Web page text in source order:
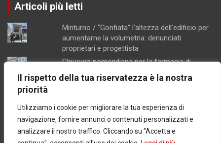
Il rispetto della tua riservatezza è la nostra
priorità
Utilizziamo i cookie per migliorare la tua esperienza di
navigazione, fornire annunci o contenuti personalizzati e
analizzare il nostro traffico. Cliccando su "Accetta e
Articoli più letti
Minturno / “Gonfiata” l’altezza dell’edificio per
aumentarne la volumetria: denunciati
proprietari e progettista
Chiusura pomeridiana per la farmacia di
Formia, "manca il personale"
Concorsopoli all’Asl di Latina, licenziati
Rainone ed Esposito dopo la sentenza di
primo grado